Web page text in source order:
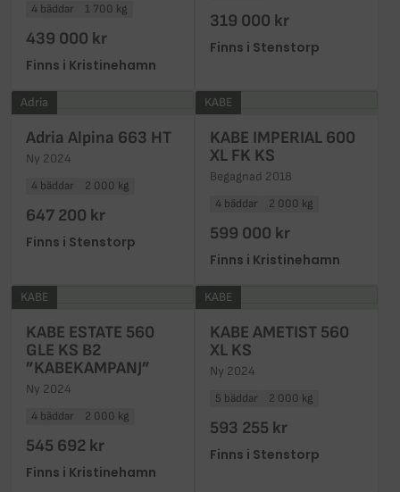
4 bäddar 1 700 kg
439 000 kr
Finns i Kristinehamn
319 000 kr
Finns i Stenstorp
Adria
Adria Alpina 663 HT
Ny 2024
4 bäddar 2 000 kg
647 200 kr
Finns i Stenstorp
KABE
KABE IMPERIAL 600
XL FK KS
Begagnad 2018
4 bäddar 2 000 kg
599 000 kr
Finns i Kristinehamn
KABE
KABE ESTATE 560
GLE KS B2
”KABEKAMPANJ”
Ny 2024
4 bäddar 2 000 kg
545 692 kr
Finns i Kristinehamn
KABE
KABE AMETIST 560
XL KS
Ny 2024
5 bäddar 2 000 kg
593 255 kr
Finns i Stenstorp